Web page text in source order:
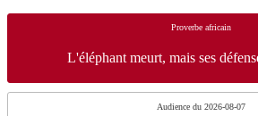
Proverbe africain
L'éléphant meurt, mais ses
Audience du 2026-08-07